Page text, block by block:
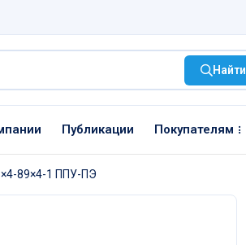
Найти
Публикации Покупателям
89×4-1 ППУ-ПЭ